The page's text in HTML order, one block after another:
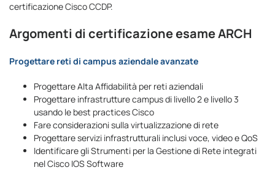
certificazione Cisco CCDP.
Argomenti di certificazione esame ARCH
Progettare reti di campus aziendale avanzate
Progettare Alta Affidabilità per reti aziendali
Progettare infrastrutture campus di livello 2 e livello 3
usando le best practices Cisco
Fare considerazioni sulla virtualizzazione di rete
Progettare servizi infrastrutturali inclusi voce, video e QoS
Identificare gli Strumenti per la Gestione di Rete integrati
nel Cisco IOS Software